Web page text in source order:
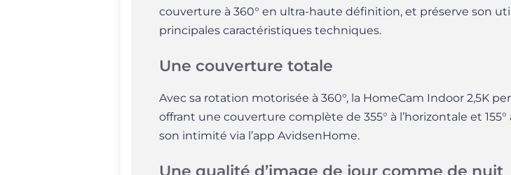
couverture à 360° en ultra-haute définition, et préserve son
principales caractéristiques techniques.
Une couverture totale
Avec sa rotation motorisée à 360°, la HomeCam Indoor 2,5K
offrant une couverture complète de 355° à l’horizontale et
son intimité via l’app AvidsenHome.
Une qualité d’image de jour comme de nuit